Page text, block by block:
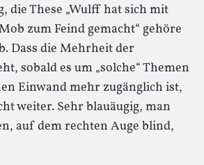
die These „Wulff hat sich mit
zum Feind gemacht“ gehöre
Dass die Mehrheit der
sobald es um „solche“ Themen
Einwand mehr zugänglich ist,
weiter. Sehr blauäugig, man
auf dem rechten Auge blind,